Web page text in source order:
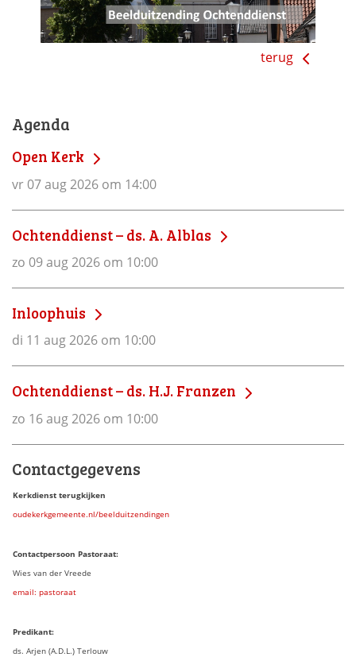
terug
Agenda
Open Kerk
vr 07 aug 2026 om 14:00
Ochtenddienst – ds. A. Alblas
zo 09 aug 2026 om 10:00
Inloophuis
di 11 aug 2026 om 10:00
Ochtenddienst – ds. H.J. Franzen
zo 16 aug 2026 om 10:00
Contactgegevens
Kerkdienst terugkijken
oudekerkgemeente.nl/beelduitzendingen
Contactpersoon Pastoraat:
Wies van der Vreede
email: pastoraat
Predikant:
ds. Arjen (A.D.L.) Terlouw